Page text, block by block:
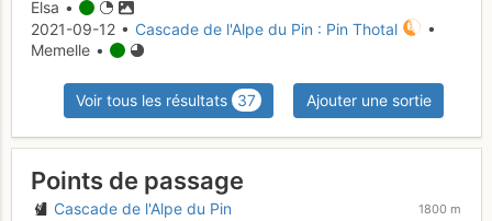
Elsa •
2021-09-12 • Cascade de l'Alpe du Pin : Pin Thotal
•
Memelle •
Voir tous les résultats 37 Ajouter une sortie
Points de passage
Cascade de l'Alpe du Pin 1800 m